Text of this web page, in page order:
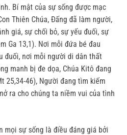
Bí mật của sự sống được mạc
Thiên Chúa, Đấng đã làm người,
giá, sự chối bỏ, sự yếu đuối, sự
Ga 13,1). Nơi mỗi đứa bé đau
đuối, nơi mỗi người di dân thất
manh bị đe dọa, Chúa Kitô đang
25,34-46), Người đang tìm kiếm
ra cho chúng ta niềm vui của tình
mọi sự sống là điều đáng giá bởi